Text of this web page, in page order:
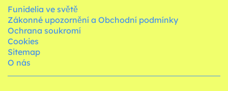
Funidelia ve světě
Zákonné upozornění a Obchodní podmínky
Ochrana soukromí
Cookies
Sitemap
O nás